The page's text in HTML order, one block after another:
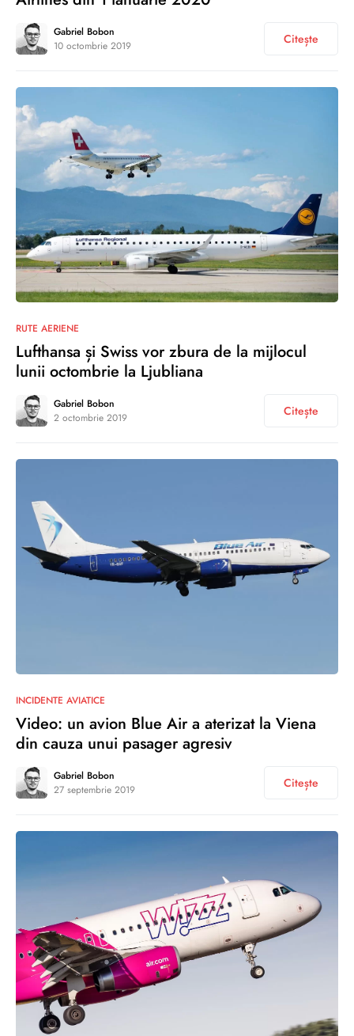
Gabriel Bobon
10 octombrie 2019
Citește
RUTE AERIENE
Lufthansa și Swiss vor zbura de la mijlocul
lunii octombrie la Ljubliana
Gabriel Bobon
2 octombrie 2019
Citește
0
INCIDENTE AVIATICE
Video: un avion Blue Air a aterizat la Viena
din cauza unui pasager agresiv
Gabriel Bobon
27 septembrie 2019
Citește